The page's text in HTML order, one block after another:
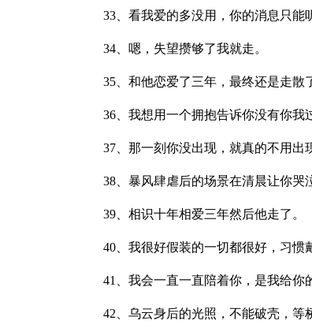
33、看我爱的多没用，你的消息只能
34、嗯，失望攒够了我就走。
35、和他恋爱了三年，最终还是走散
36、我想用一个拥抱告诉你没有你我
37、那一刻你没出现，就真的不用出
38、暴风肆虐后的场景在清晨让你哭
39、相识十年相爱三年然后他走了。
40、我很好假装的一切都很好，习惯
41、我会一直一直陪着你，是我给你
42、乌云身后的光照，不能破壳，等